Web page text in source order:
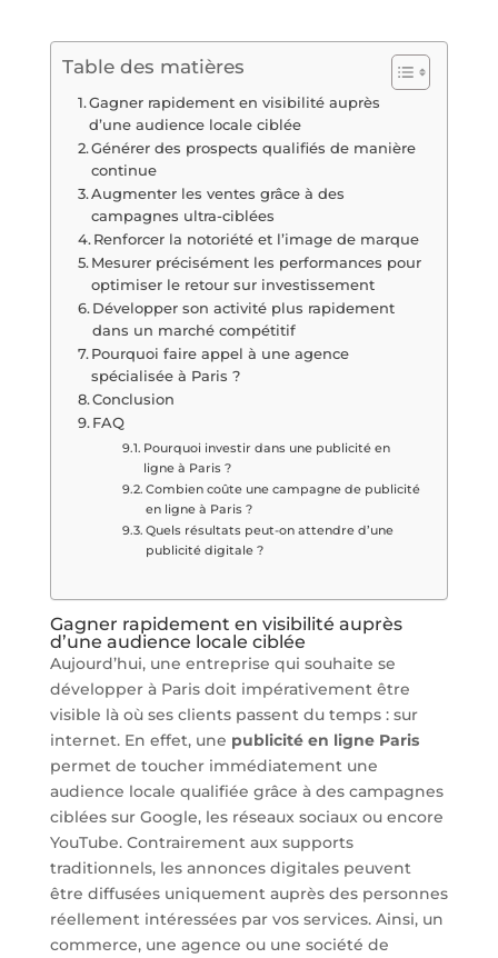
Table des matières
Gagner rapidement en visibilité auprès
d’une audience locale ciblée
Générer des prospects qualifiés de manière
continue
Augmenter les ventes grâce à des
campagnes ultra-ciblées
Renforcer la notoriété et l’image de marque
Mesurer précisément les performances pour
optimiser le retour sur investissement
Développer son activité plus rapidement
dans un marché compétitif
Pourquoi faire appel à une agence
spécialisée à Paris ?
Conclusion
FAQ
Pourquoi investir dans une publicité en
ligne à Paris ?
Combien coûte une campagne de publicité
en ligne à Paris ?
Quels résultats peut-on attendre d’une
publicité digitale ?
Gagner rapidement en visibilité auprès
d’une audience locale ciblée
Aujourd’hui, une entreprise qui souhaite se
développer à Paris doit impérativement être
visible là où ses clients passent du temps : sur
internet. En effet, une publicité en ligne Paris
permet de toucher immédiatement une
audience locale qualifiée grâce à des campagnes
ciblées sur Google, les réseaux sociaux ou encore
YouTube. Contrairement aux supports
traditionnels, les annonces digitales peuvent
être diffusées uniquement auprès des personnes
réellement intéressées par vos services. Ainsi, un
commerce, une agence ou une société de